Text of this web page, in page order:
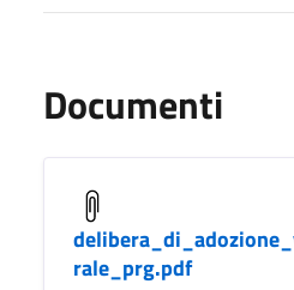
Documenti
rale_prg.pdf